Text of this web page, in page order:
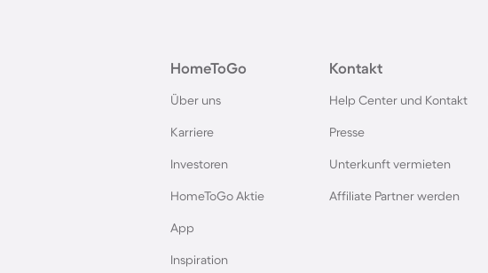
HomeToGo
Über uns
Karriere
Investoren
HomeToGo Aktie
App
Inspiration
Kontakt
Help Center und Kontakt
Presse
Unterkunft vermieten
Affiliate Partner werden